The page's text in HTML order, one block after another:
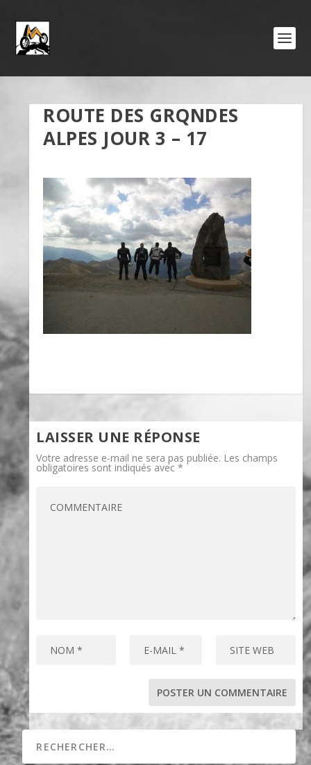
ROUTE DES GRQNDES
ALPES JOUR 3 – 17
LAISSER UNE RÉPONSE
Votre adresse e-mail ne sera pas publiée. Les champs
obligatoires sont indiqués avec*